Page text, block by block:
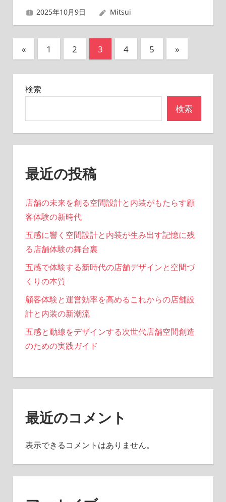
2025年10月9日 Mitsui
投
の
ー
ジ
り
«前
の
記
事
1 2 3 4 5
次
の
記
»
検索
検索
最近の投稿
店舗の未来を創る空間設計と内装がもたらす顧
客体験の新時代
五感に響く空間設計と内装が生み出す記憶に残
る店舗体験の舞台裏
五感で体験する新時代の店舗デザインと空間づ
くりの本質
顧客体験と運営効率を高めるこれからの店舗設
計と内装の新潮流
五感と動線をデザインする次世代店舗空間創造
のための実践ガイド
最近のコメント
表示できるコメントはありません。